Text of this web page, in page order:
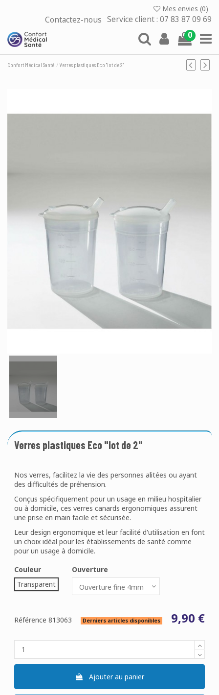
Mes envies (0)
Contactez-nous Service client : 07 83 87 09 69
0
Confort Médical Santé Verres plastiques Eco "lot de 2"
Verres plastiques Eco "lot de 2"
Nos verres, facilitez la vie des personnes alitées ou ayant
des difficultés de préhension.
Conçus spécifiquement pour un usage en milieu hospitalier
ou à domicile, ces verres canards ergonomiques assurent
une prise en main facile et sécurisée.
Leur design ergonomique et leur facilité d'utilisation en font
un choix idéal pour les établissements de santé comme
pour un usage à domicile.
Couleur
Transparent
Ouverture
Référence 813063 Derniers articles disponibles 9,90 €
Ajouter au panier